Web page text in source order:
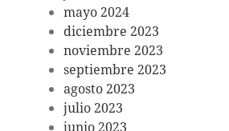
mayo 2024
diciembre 2023
noviembre 2023
septiembre 2023
agosto 2023
julio 2023
junio 2023